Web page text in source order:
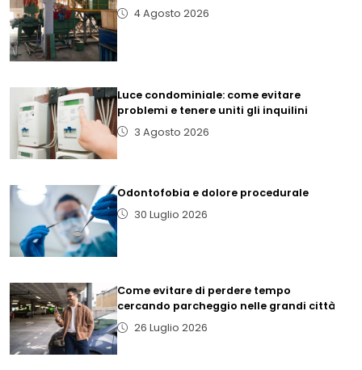
4 Agosto 2026
Luce condominiale: come evitare
problemi e tenere uniti gli inquilini
3 Agosto 2026
Odontofobia e dolore procedurale
30 Luglio 2026
Come evitare di perdere tempo
cercando parcheggio nelle grandi città
26 Luglio 2026